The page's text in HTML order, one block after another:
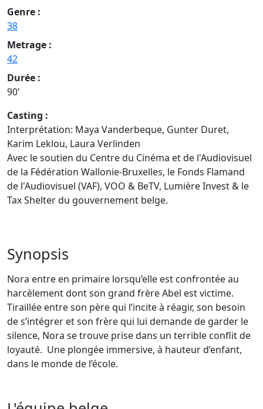
Genre :
38
Metrage :
42
Durée :
90'
Casting :
Interprétation: Maya Vanderbeque, Gunter Duret,
Karim Leklou, Laura Verlinden
Avec le soutien du Centre du Cinéma et de l'Audiovisuel
de la Fédération Wallonie-Bruxelles, le Fonds Flamand
de l'Audiovisuel (VAF), VOO & BeTV, Lumière Invest & le
Tax Shelter du gouvernement belge.
Synopsis
Nora entre en primaire lorsqu’elle est confrontée au
harcèlement dont son grand frère Abel est victime.
Tiraillée entre son père qui l’incite à réagir, son besoin
de s’intégrer et son frère qui lui demande de garder le
silence, Nora se trouve prise dans un terrible conflit de
loyauté. Une plongée immersive, à hauteur d’enfant,
dans le monde de l’école.